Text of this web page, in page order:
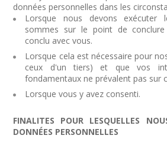
données personnelles dans les
Lorsque nous devons
sommes sur le point de
conclu avec vous.
Lorsque cela est nécessaire pour
ceux d'un tiers) et que vos
fondamentaux ne prévalent pas sur
Lorsque vous y avez consenti.
FINALITES POUR LESQUELLES
DONNÉES PERSONNELLES